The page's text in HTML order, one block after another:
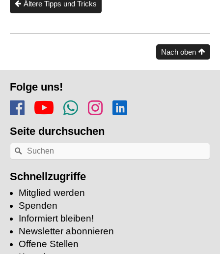
dem
Hype
Ältere Tipps und Tricks
Nach oben
Folge uns!
Folge uns auf Facebook
Finde uns auf YouTube
Folge dem Kanal
Folge uns auf
Seite durchsuchen
Nach
einem
suchen:
Suchen
Schnellzugriffe
Mitglied werden
Spenden
Informiert bleiben!
Newsletter abonnieren
Offene Stellen